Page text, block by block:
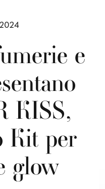
e
KISS,
Kit per
glow